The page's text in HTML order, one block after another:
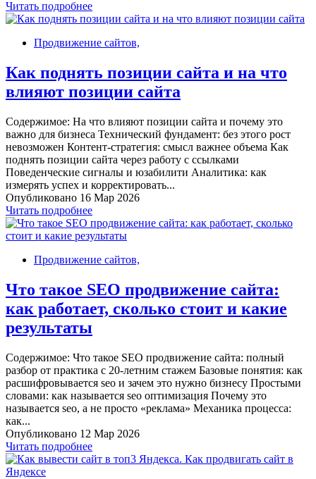
Читать подробнее
Продвижение сайтов,
Как поднять позиции сайта и на что
влияют позиции сайта
Содержимое: На что влияют позиции сайта и почему это
важно для бизнеса Технический фундамент: без этого рост
невозможен Контент-стратегия: смысл важнее объема Как
поднять позиции сайта через работу с ссылками
Поведенческие сигналы и юзабилити Аналитика: как
измерять успех и корректировать...
Опубликовано 16 Мар 2026
Читать подробнее
Продвижение сайтов,
Что такое SEO продвижение сайта:
как работает, сколько стоит и какие
результаты
Содержимое: Что такое SEO продвижение сайта: полный
разбор от практика с 20-летним стажем Базовые понятия: как
расшифровывается seo и зачем это нужно бизнесу Простыми
словами: как называется seo оптимизация Почему это
называется seo, а не просто «реклама» Механика процесса:
как...
Опубликовано 12 Мар 2026
Читать подробнее